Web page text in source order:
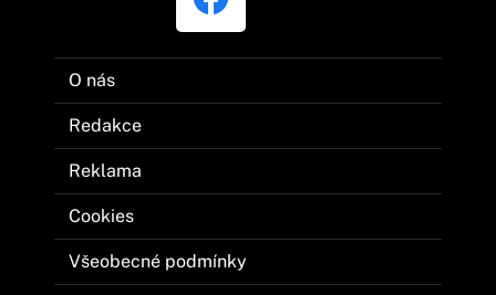
O nás
Redakce
Reklama
Cookies
Všeobecné podmínky